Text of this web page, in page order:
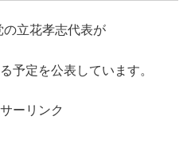
立花孝志代表が
予定を公表しています。
ーリンク